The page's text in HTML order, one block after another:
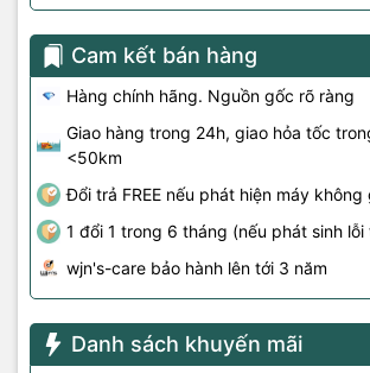
Cam kết bán hàng
Hàng chính hãng. Nguồn gốc rõ ràng
Giao hàng trong 24h, giao hỏa tốc
<50km
Đổi trả FREE nếu phát hiện máy
1 đổi 1 trong 6 tháng (nếu phát sinh lỗi
wjn's-care bảo hành lên tới 3 năm
Danh sách khuyến mãi